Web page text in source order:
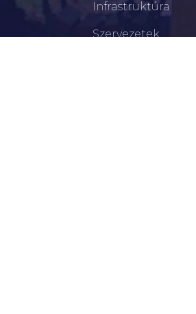
Infrastruktúra
Szervezetek